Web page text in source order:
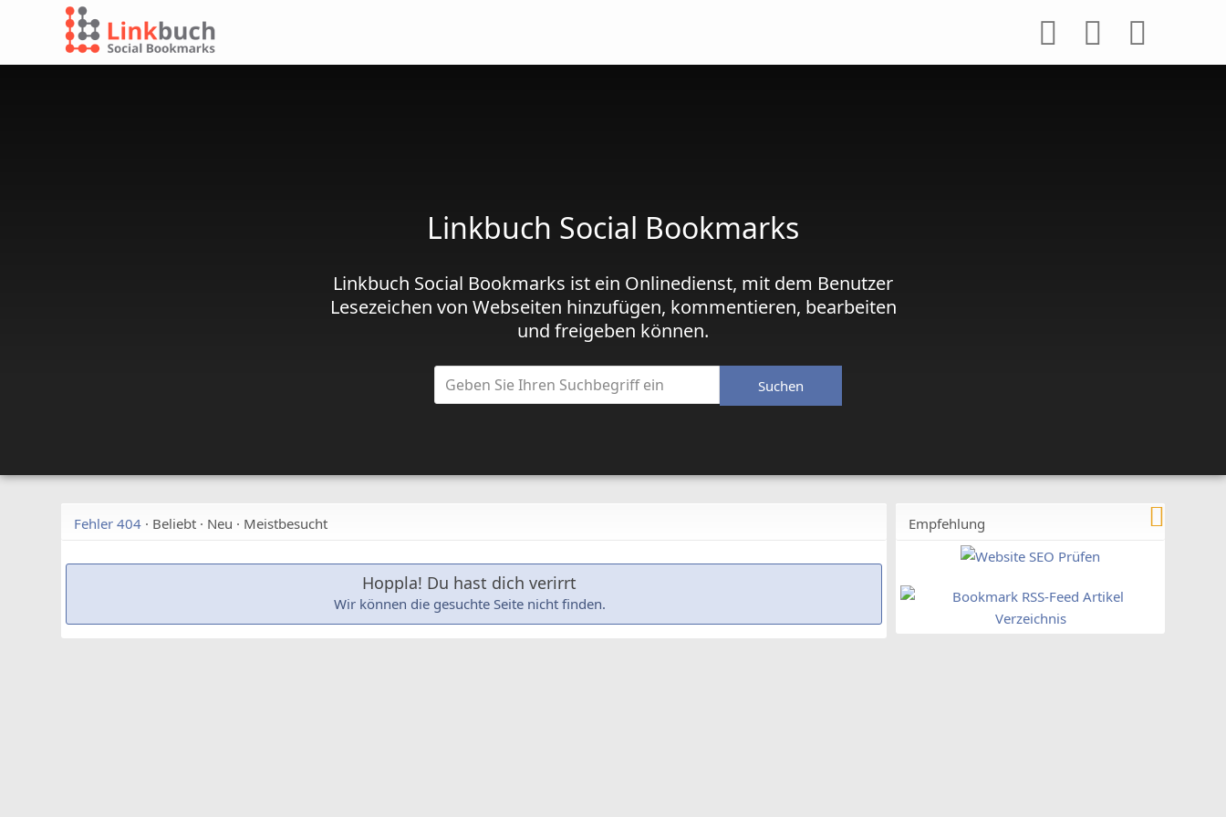
Linkbuch Social Bookmarks
Linkbuch Social Bookmarks ist ein Onlinedienst, mit dem Benutzer
Lesezeichen von Webseiten hinzufügen, kommentieren, bearbeiten
und freigeben können.
Fehler 404 · Beliebt · Neu · Meistbesucht
Hoppla! Du hast dich verirrt
Wir können die gesuchte Seite nicht finden.
Empfehlung